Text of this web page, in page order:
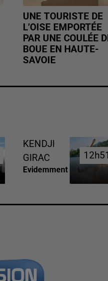
UNE TOURISTE DE
L’OISE EMPORTÉE
PAR UNE COULÉE
BOUE EN HAUTE-
SAVOIE
KENDJI
GIRAC
Evidemment
12h51
12h51